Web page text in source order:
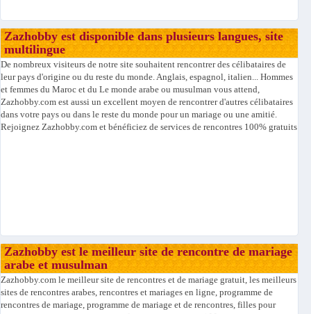
Zazhobby est disponible dans plusieurs langues, site
multilingue
De nombreux visiteurs de notre site souhaitent rencontrer des célibataires de
leur pays d'origine ou du reste du monde. Anglais, espagnol, italien... Hommes
et femmes du Maroc et du Le monde arabe ou musulman vous attend,
Zazhobby.com est aussi un excellent moyen de rencontrer d'autres célibataires
dans votre pays ou dans le reste du monde pour un mariage ou une amitié.
Rejoignez Zazhobby.com et bénéficiez de services de rencontres 100% gratuits
Zazhobby est le meilleur site de rencontre de mariage
arabe et musulman
Zazhobby.com le meilleur site de rencontres et de mariage gratuit, les meilleurs
sites de rencontres arabes, rencontres et mariages en ligne, programme de
rencontres de mariage, programme de mariage et de rencontres, filles pour